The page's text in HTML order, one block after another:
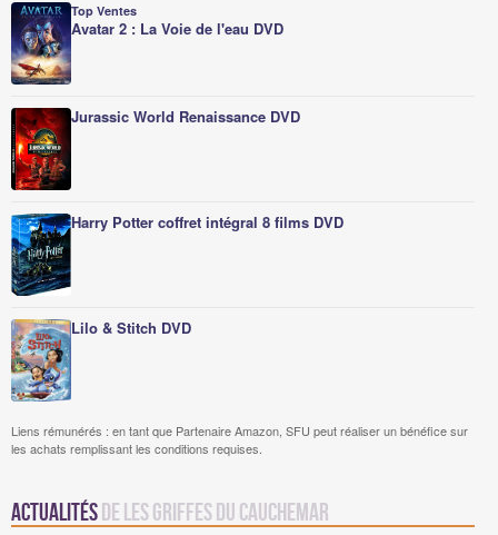
Top Ventes
Avatar 2 : La Voie de l'eau DVD
Jurassic World Renaissance DVD
Harry Potter coffret intégral 8 films DVD
Lilo & Stitch DVD
Liens rémunérés : en tant que Partenaire Amazon, SFU peut réaliser un bénéfice sur
les achats remplissant les conditions requises.
Actualités de Les griffes du cauchemar